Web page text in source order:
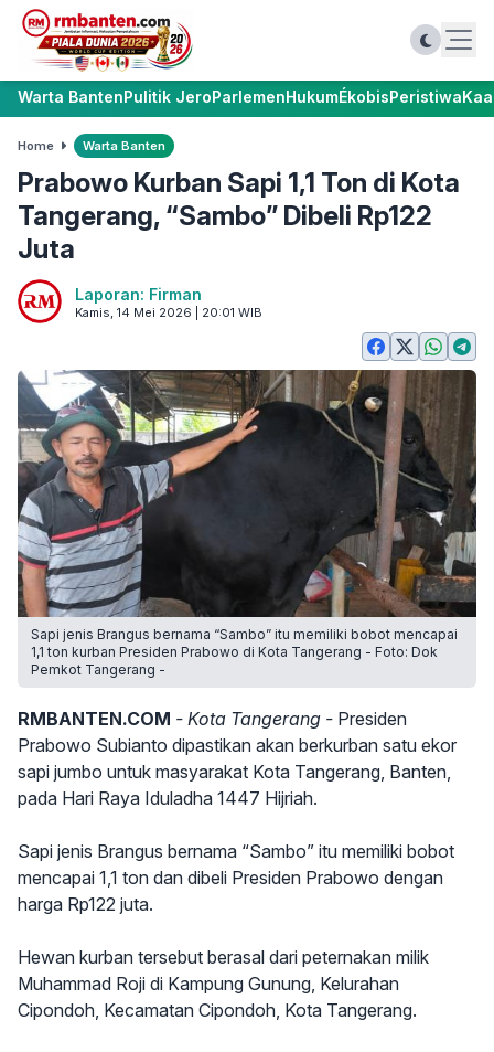
Warta BantenPulitik JeroParlemenHukumÉkobisPeristiwa
Home Warta Banten
Prabowo Kurban Sapi 1,1 Ton di Kota
Tangerang, “Sambo” Dibeli Rp122
Juta
Laporan: Firman
Kamis, 14 Mei 2026 | 20:01 WIB
Sapi jenis Brangus bernama “Sambo” itu memiliki bobot mencapai
1,1 ton kurban Presiden Prabowo di Kota Tangerang - Foto: Dok
Pemkot Tangerang -
RMBANTEN.COM - Kota Tangerang - Presiden
Prabowo Subianto dipastikan akan berkurban satu ekor
sapi jumbo untuk masyarakat Kota Tangerang, Banten,
pada Hari Raya Iduladha 1447 Hijriah.
Sapi jenis Brangus bernama “Sambo” itu memiliki bobot
mencapai 1,1 ton dan dibeli Presiden Prabowo dengan
harga Rp122 juta.
Hewan kurban tersebut berasal dari peternakan milik
Muhammad Roji di Kampung Gunung, Kelurahan
Cipondoh, Kecamatan Cipondoh, Kota Tangerang.